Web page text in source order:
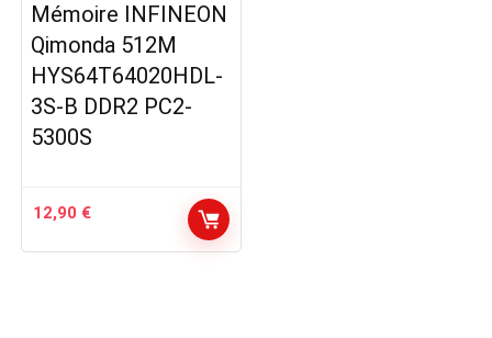
Mémoire INFINEON
Qimonda 512M
HYS64T64020HDL-
3S-B DDR2 PC2-
5300S
12,90 €